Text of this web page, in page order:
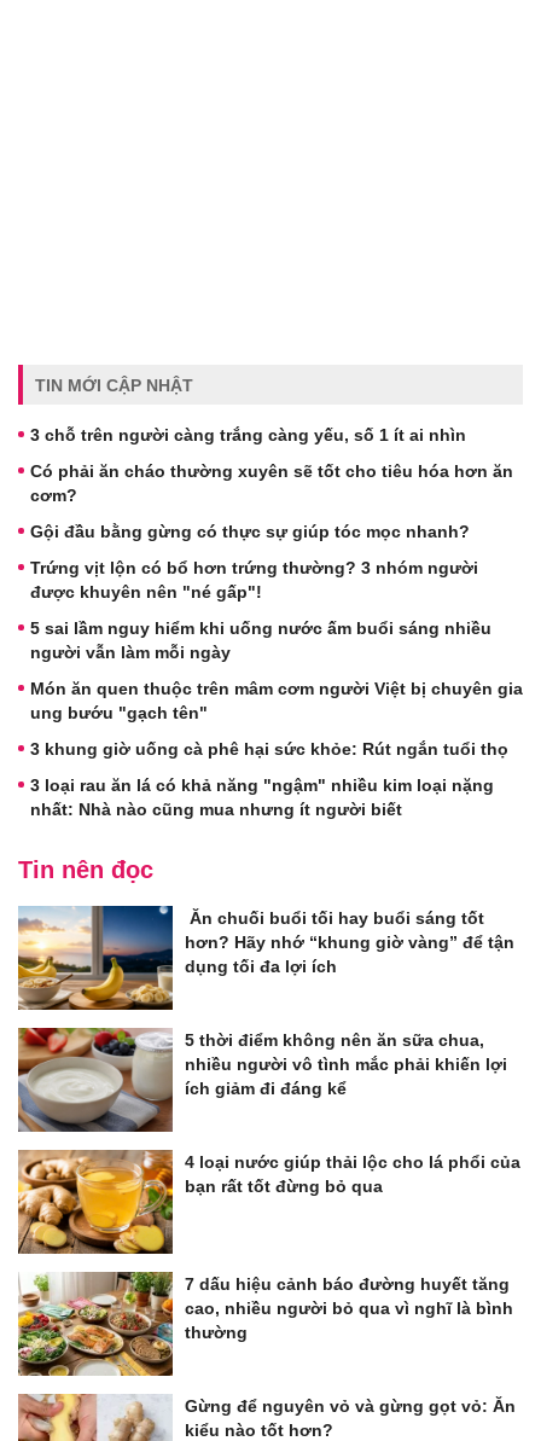
TIN MỚI CẬP NHẬT
3 chỗ trên người càng trắng càng yếu, số 1 ít ai nhìn
Có phải ăn cháo thường xuyên sẽ tốt cho tiêu hóa hơn ăn
cơm?
Gội đầu bằng gừng có thực sự giúp tóc mọc nhanh?
Trứng vịt lộn có bổ hơn trứng thường? 3 nhóm người
được khuyên nên "né gấp"!
5 sai lầm nguy hiểm khi uống nước ấm buổi sáng nhiều
người vẫn làm mỗi ngày
Món ăn quen thuộc trên mâm cơm người Việt bị chuyên gia
ung bướu "gạch tên"
3 khung giờ uống cà phê hại sức khỏe: Rút ngắn tuổi thọ
3 loại rau ăn lá có khả năng "ngậm" nhiều kim loại nặng
nhất: Nhà nào cũng mua nhưng ít người biết
Tin nên đọc
Ăn chuối buổi tối hay buổi sáng tốt
hơn? Hãy nhớ “khung giờ vàng” để tận
dụng tối đa lợi ích
5 thời điểm không nên ăn sữa chua,
nhiều người vô tình mắc phải khiến lợi
ích giảm đi đáng kể
4 loại nước giúp thải lộc cho lá phổi của
bạn rất tốt đừng bỏ qua
7 dấu hiệu cảnh báo đường huyết tăng
cao, nhiều người bỏ qua vì nghĩ là bình
thường
Gừng để nguyên vỏ và gừng gọt vỏ: Ăn
kiểu nào tốt hơn?